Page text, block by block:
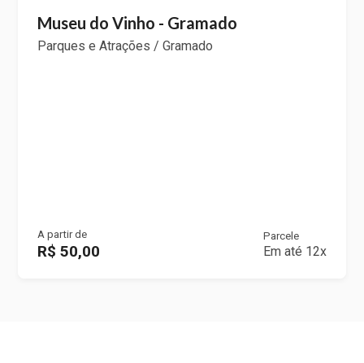
Museu do Vinho - Gramado
Parques e Atrações / Gramado
A partir de
R$ 50,00
Parcele
Em até 12x